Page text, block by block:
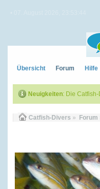
Übersicht Forum Hilfe
Neuigkeiten: Die
Catfish-Divers » Forum